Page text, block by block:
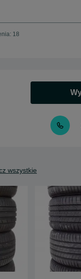
18
wszystkie